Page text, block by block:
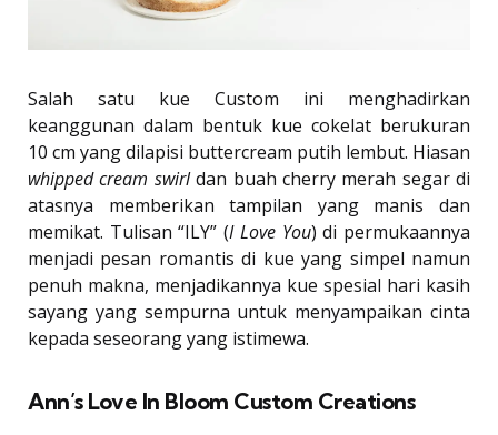
Salah satu kue Custom ini menghadirkan
keanggunan dalam bentuk kue cokelat berukuran
10 cm yang dilapisi buttercream putih lembut. Hiasan
whipped cream swirldan buah cherry merah segar di
atasnya memberikan tampilan yang manis dan
memikat. Tulisan “ILY” (I Love You) di permukaannya
menjadi pesan romantis di kue yang simpel namun
penuh makna, menjadikannya kue spesial hari kasih
sayang yang sempurna untuk menyampaikan cinta
kepada seseorang yang istimewa.
Ann’s Love In Bloom Custom Creations